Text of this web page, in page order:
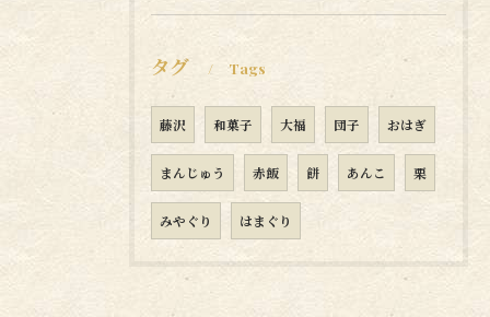
タグ Tags
藤沢 和菓子 大福 団子 おはぎ
まんじゅう 赤飯 餅 あんこ 栗
みやぐり はまぐり